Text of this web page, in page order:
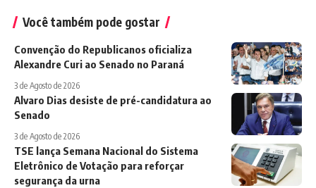
Você também pode gostar
Convenção do Republicanos oficializa
Alexandre Curi ao Senado no Paraná
3 de Agosto de 2026
Alvaro Dias desiste de pré-candidatura ao
Senado
3 de Agosto de 2026
TSE lança Semana Nacional do Sistema
Eletrônico de Votação para reforçar
segurança da urna